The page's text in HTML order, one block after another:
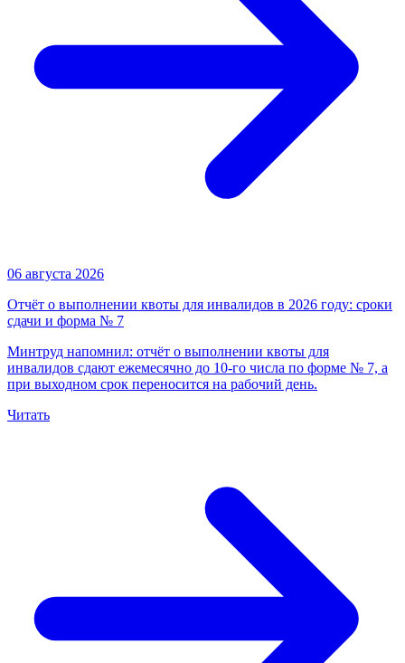
06 августа 2026
Отчёт о выполнении квоты для инвалидов в 2026 году: сроки
сдачи и форма № 7
Минтруд напомнил: отчёт о выполнении квоты для
инвалидов сдают ежемесячно до 10-го числа по форме № 7, а
при выходном срок переносится на рабочий день.
Читать